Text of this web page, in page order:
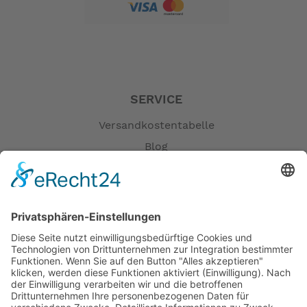
SERVICE
Versandkostentabelle
Blog
Öffnungszeiten
Versandpartner
Verfügbarkeiten
Zahlung und Versand